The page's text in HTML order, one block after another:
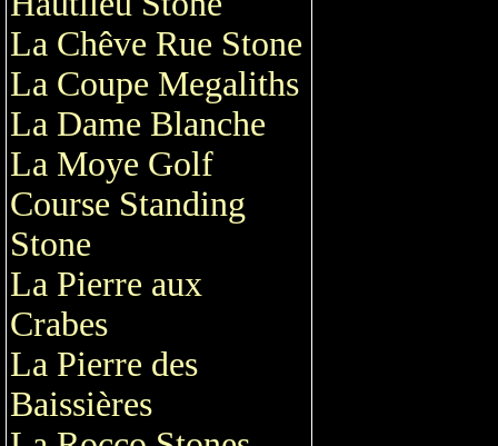
La Chêve Rue Stone
La Coupe Megaliths
La Dame Blanche
La Moye Golf
Course Standing
Stone
La Pierre aux
Crabes
La Pierre des
Baissières